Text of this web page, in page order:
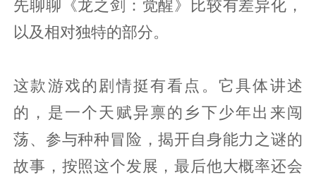
先聊聊《龙之剑：觉醒》比较有差异化，
以及相对独特的部分。
这款游戏的剧情挺有看点。它具体讲述
的，是一个天赋异禀的乡下少年出来闯
荡、参与种种冒险，揭开自身能力之谜的
故事，按照这个发展，最后他大概率还会